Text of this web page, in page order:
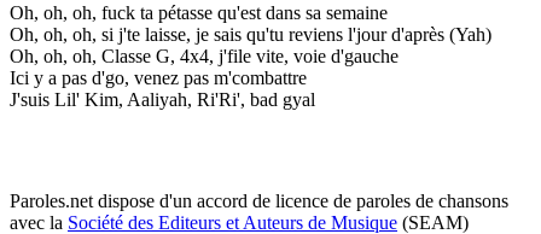
Oh, oh, oh, fuck ta pétasse qu'est dans sa semaine
Oh, oh, oh, si j'te laisse, je sais qu'tu reviens l'jour d'après (Yah)
Oh, oh, oh, Classe G, 4x4, j'file vite, voie d'gauche
Ici y a pas d'go, venez pas m'combattre
J'suis Lil' Kim, Aaliyah, Ri'Ri', bad gyal
Paroles.net dispose d'un accord de licence de paroles de chansons
avec la Société des Editeurs et Auteurs de Musique (SEAM)